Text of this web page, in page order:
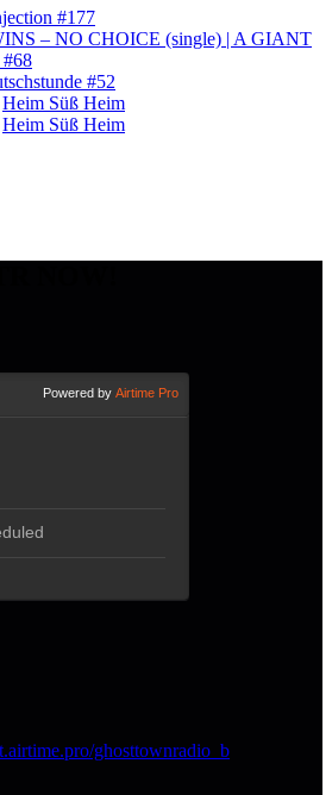
#177
– NO CHOICE (single) | A GIANT
#52
Heim Süß Heim
Heim Süß Heim
ghosttownradio_b